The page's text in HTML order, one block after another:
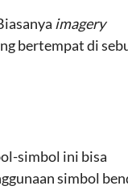
imagery
bertempat di
simbol ini bisa
simbol